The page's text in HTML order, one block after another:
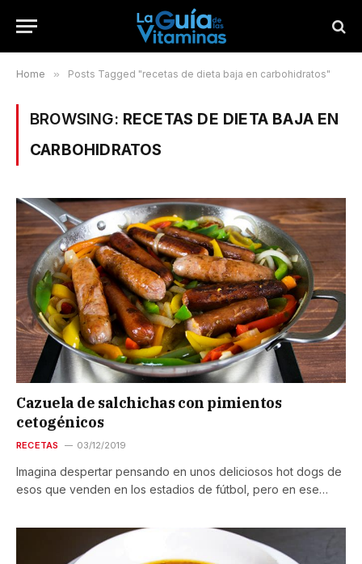
Home » Posts Tagged "recetas de dieta baja en carbohidratos"
BROWSING: RECETAS DE DIETA BAJA EN
CARBOHIDRATOS
Cazuela de salchichas con pimientos
cetogénicos
RECETAS 03/12/2019
Imagina despertar pensando en unos deliciosos hot dogs de
esos que venden en los estadios de fútbol, pero en ese…